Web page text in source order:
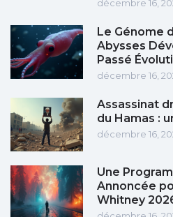
décembre 16,
Le Génome
Abysses
Passé
décembre 16,
Assassinat
du Hamas :
décembre 16,
Une
Annoncée
Whitney